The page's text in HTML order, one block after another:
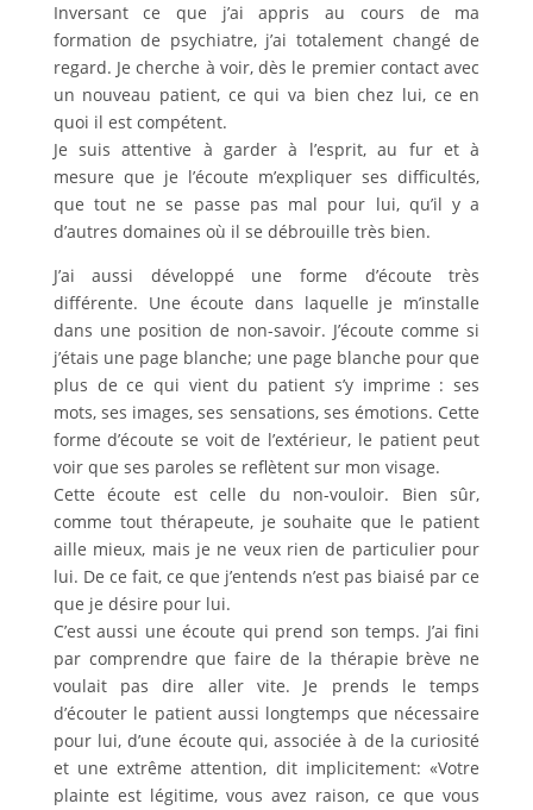
Inversant ce que j’ai appris au cours de ma
formation de psychiatre, j’ai totalement changé de
regard. Je cherche à voir, dès le premier contact avec
un nouveau patient, ce qui va bien chez lui, ce en
quoi il est compétent.
Je suis attentive à garder à l’esprit, au fur et à
mesure que je l’écoute m’expliquer ses difficultés,
que tout ne se passe pas mal pour lui, qu’il y a
d’autres domaines où il se débrouille très bien.
J’ai aussi développé une forme d’écoute très
différente. Une écoute dans laquelle je m’installe
dans une position de non-savoir. J’écoute comme si
j’étais une page blanche; une page blanche pour que
plus de ce qui vient du patient s’y imprime : ses
mots, ses images, ses sensations, ses émotions. Cette
forme d’écoute se voit de l’extérieur, le patient peut
voir que ses paroles se reflètent sur mon visage.
Cette écoute est celle du non-vouloir. Bien sûr,
comme tout thérapeute, je souhaite que le patient
aille mieux, mais je ne veux rien de particulier pour
lui. De ce fait, ce que j’entends n’est pas biaisé par ce
que je désire pour lui.
C’est aussi une écoute qui prend son temps. J’ai fini
par comprendre que faire de la thérapie brève ne
voulait pas dire aller vite. Je prends le temps
d’écouter le patient aussi longtemps que nécessaire
pour lui, d’une écoute qui, associée à de la curiosité
et une extrême attention, dit implicitement: «Votre
plainte est légitime, vous avez raison, ce que vous